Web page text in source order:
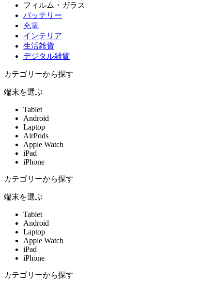
フィルム・ガラス
バッテリー
充電
インテリア
生活雑貨
デジタル雑貨
カテゴリーから探す
端末を選ぶ
Tablet
Android
Laptop
AirPods
Apple Watch
iPad
iPhone
カテゴリーから探す
端末を選ぶ
Tablet
Android
Laptop
Apple Watch
iPad
iPhone
カテゴリーから探す